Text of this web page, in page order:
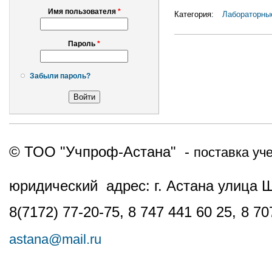
Имя пользователя *
Пароль *
Забыли пароль?
Категория:
© ТОО "Учпроф-Астана" - поставка
юридический адрес: г. Астана
8(7172) 77-20-75, 8 747 441 60 25, 8
astana@mail.ru